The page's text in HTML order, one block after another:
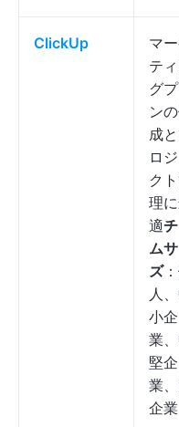
ClickUp
マ
テ
グ
ン
成
ロ
ク
理
適
ム
ズ
人
小企
業
堅企
業
企業